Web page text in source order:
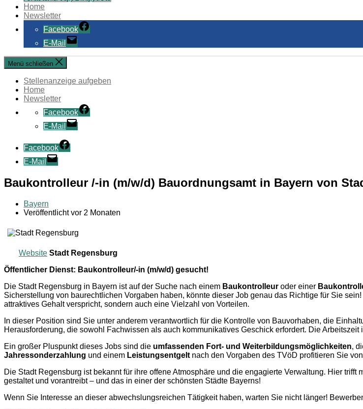
Home
Newsletter
Facebook
E-Mail
Menü schließen
Stellenanzeige aufgeben
Home
Newsletter
Facebook
E-Mail
Facebook
E-Mail
Baukontrolleur /-in (m/w/d) Bauordnungsamt in Bayern von
Bayern
Veröffentlicht vor 2 Monaten
Website Stadt Regensburg
Öffentlicher Dienst: Baukontrolleur/-in (m/w/d) gesucht!
Die Stadt Regensburg in Bayern ist auf der Suche nach einem Baukontrolleur oder einer
Sicherstellung von baurechtlichen Vorgaben haben, könnte dieser Job genau das Richtige für Sie
attraktives Gehalt verspricht, sondern auch eine Vielzahl von Vorteilen.
In dieser Position sind Sie unter anderem verantwortlich für die Kontrolle von Bauvorhaben, die
Herausforderung, die sowohl Fachwissen als auch kommunikatives Geschick erfordert. Die Arbeitszeit
Ein großer Pluspunkt dieses Jobs sind die umfassenden Fort- und Weiterbildungsmöglichkeiten,
Jahressonderzahlung und einem Leistungsentgelt nach den Vorgaben des TVöD profitieren Sie
Die Stadt Regensburg ist bekannt für ihre offene Atmosphäre und die engagierte Verwaltung. Hier
gestaltet und vorantreibt – und das in einer der schönsten Städte Bayerns!
Wenn Sie Interesse an dieser abwechslungsreichen Tätigkeit haben, warten Sie nicht länger!